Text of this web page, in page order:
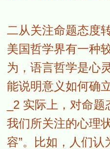
二从关注命题态度
美国哲学界有一种
为，语言哲学是心
能说明意义如何确
_2 实际上，对命
我们所关注的心理
容”。比如，人们